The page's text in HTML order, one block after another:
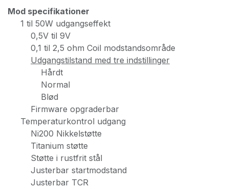
Mod specifikationer
1 til 50W udgangseffekt
0,5V til 9V
0,1 til 2,5 ohm Coil modstandsområde
Udgangstilstand med tre indstillinger
Hårdt
Normal
Blød
Firmware opgraderbar
Temperaturkontrol udgang
Ni200 Nikkelstøtte
Titanium støtte
Støtte i rustfrit stål
Justerbar startmodstand
Justerbar TCR